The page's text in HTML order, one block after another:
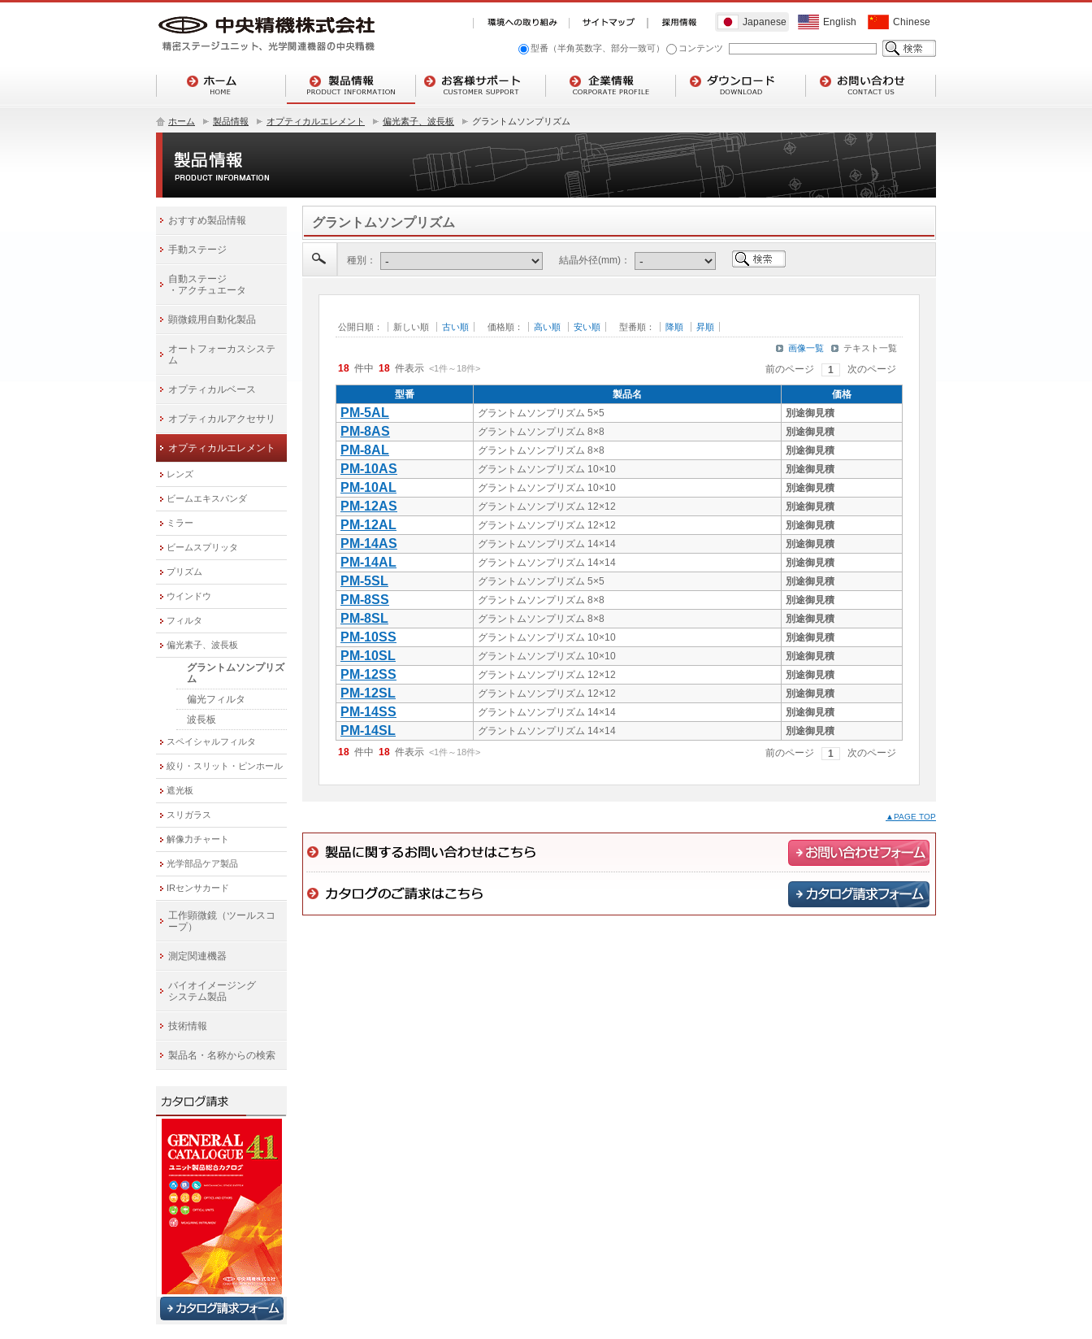
Japanese English Chinese
型番（半角英数字、部分一致可） コンテンツ
ホーム 製品情報 オプティカルエレメント 偏光素子、波長板 グラントムソンプリズム
グラントムソンプリズム
種別： 結晶外径(mm)：
公開日順： 新しい順 古い順 価格順： 高い順 安い順 型番順： 降順 昇順
画像一覧 テキスト一覧
18 件中 18 件表示 <1件～ 18件> 前のページ 1 次のページ
型番 製品名 価格
PM-5AL グラントムソンプリズム 5×5 別途御見積
PM-8AS グラントムソンプリズム 8×8 別途御見積
PM-8AL グラントムソンプリズム 8×8 別途御見積
PM-10AS グラントムソンプリズム 10×10 別途御見積
PM-10AL グラントムソンプリズム 10×10 別途御見積
PM-12AS グラントムソンプリズム 12×12 別途御見積
PM-12AL グラントムソンプリズム 12×12 別途御見積
PM-14AS グラントムソンプリズム 14×14 別途御見積
PM-14AL グラントムソンプリズム 14×14 別途御見積
PM-5SL グラントムソンプリズム 5×5 別途御見積
PM-8SS グラントムソンプリズム 8×8 別途御見積
PM-8SL グラントムソンプリズム 8×8 別途御見積
PM-10SS グラントムソンプリズム 10×10 別途御見積
PM-10SL グラントムソンプリズム 10×10 別途御見積
PM-12SS グラントムソンプリズム 12×12 別途御見積
PM-12SL グラントムソンプリズム 12×12 別途御見積
PM-14SS グラントムソンプリズム 14×14 別途御見積
PM-14SL グラントムソンプリズム 14×14
別途御見積
18 件中 18 件表示 <1件～ 18件> 前のページ 1 次のページ
▲PAGE TOP
おすすめ製品情報
手動ステージ
自動ステージ
・アクチュエータ
顕微鏡用自動化製品
オートフォーカスシステ
ム
オプティカルベース
オプティカルアクセサリ
オプティカルエレメント
レンズ
ビームエキスパンダ
ミラー
ビームスプリッタ
プリズム
ウインドウ
フィルタ
偏光素子、波長板
グラントムソンプリズ
ム
偏光フィルタ
波長板
スペイシャルフィルタ
絞り・スリット・ピンホール
遮光板
スリガラス
解像力チャート
光学部品ケア製品
IRセンサカード
工作顕微鏡（ツールスコ
ープ）
測定関連機器
バイオイメージング
システム製品
技術情報
製品名・名称からの検索